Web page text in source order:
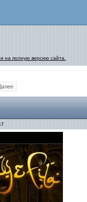
на полную версию сайта.